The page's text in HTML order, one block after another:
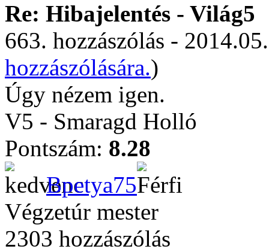
Re: Hibajelentés - Világ5
663. hozzászólás -
hozzászólására.)
Úgy nézem igen.
V5 - Smaragd Holló
Pontszám: 8.28
Bpetya75
Végzetúr mester
2303 hozzászólás